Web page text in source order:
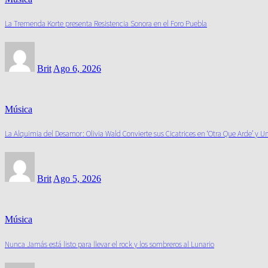
La Tremenda Korte presenta Resistencia Sonora en el Foro Puebla
Brit Ago 6, 2026
Música
La Alquimia del Desamor: Olivia Wald Convierte sus Cicatrices en ‘Otra Que Arde’ y
BritAgo 5, 2026
Música
Nunca Jamás está listo para llevar el rock y los sombreros al Lunario